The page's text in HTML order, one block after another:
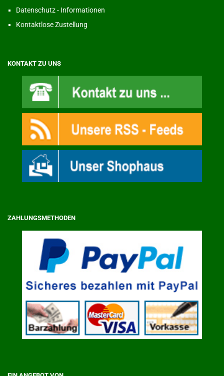
Datenschutz - Informationen
Kontaktlose Zustellung
KONTAKT ZU UNS
ZAHLUNGSMETHODEN